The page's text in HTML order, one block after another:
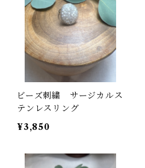
ビーズ刺繍 サージカルス
テンレスリング
¥3,850